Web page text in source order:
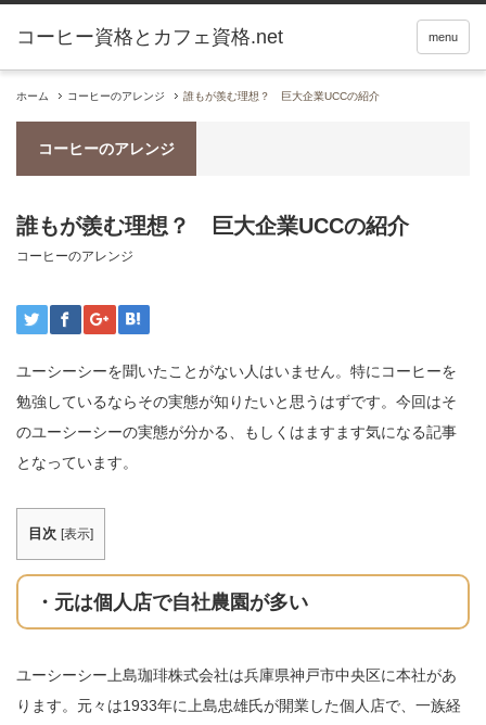
コーヒー資格とカフェ資格.net menu
ホーム コーヒーのアレンジ 誰もが羨む理想？ 巨大企業UCCの紹介
コーヒーのアレンジ
誰もが羨む理想？ 巨大企業UCCの紹介
コーヒーのアレンジ
ユーシーシーを聞いたことがない人はいません。特にコーヒーを
勉強しているならその実態が知りたいと思うはずです。今回はそ
のユーシーシーの実態が分かる、もしくはますます気になる記事
となっています。
目次 [表示]
・元は個人店で自社農園が多い
ユーシーシー上島珈琲株式会社は兵庫県神戸市中央区に本社があ
ります。元々は1933年に上島忠雄氏が開業した個人店で、一族経